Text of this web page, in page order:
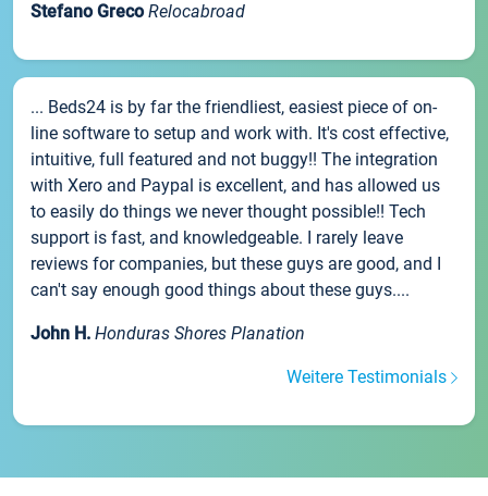
Stefano Greco Relocabroad
... Beds24 is by far the friendliest, easiest piece of on-
line software to setup and work with. It's cost effective,
intuitive, full featured and not buggy!! The integration
with Xero and Paypal is excellent, and has allowed us
to easily do things we never thought possible!! Tech
support is fast, and knowledgeable. I rarely leave
reviews for companies, but these guys are good, and I
can't say enough good things about these guys....
John H. Honduras Shores Planation
Weitere Testimonials